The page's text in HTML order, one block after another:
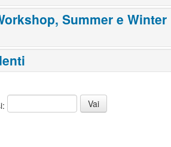
Summer e Winter